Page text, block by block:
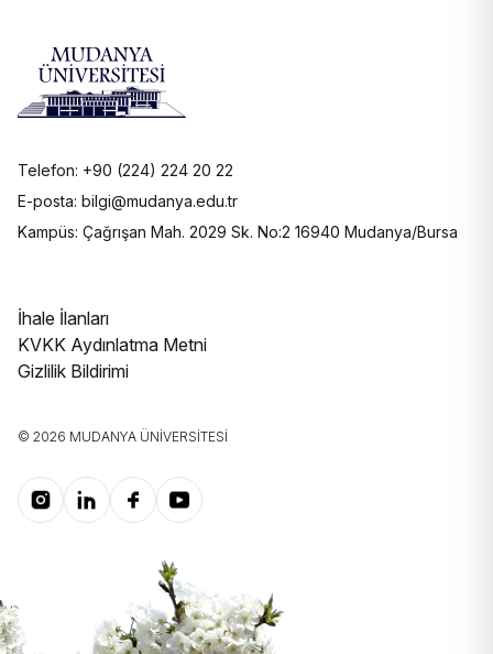
Telefon: +90 (224) 224 20 22
E-posta: bilgi@mudanya.edu.tr
Kampüs: Çağrışan Mah. 2029 Sk. No:2 16940 Mudanya/Bursa
İhale İlanları
KVKK Aydınlatma Metni
Gizlilik Bildirimi
© 2026 MUDANYA ÜNIVERSITESI